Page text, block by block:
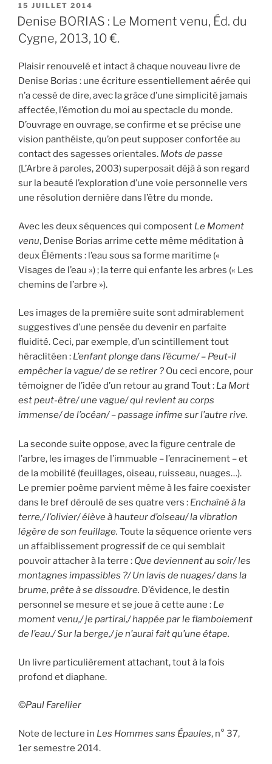
PUBLIÉ
LE
15 JUILLET 2014
Denise BORIAS : Le Moment venu, Éd. du
Cygne, 2013, 10 €.
Plaisir renouvelé et intact à chaque nouveau livre de
Denise Borias : une écriture essentiellement aérée qui
n’a cessé de dire, avec la grâce d’une simplicité jamais
affectée, l’émotion du moi au spectacle du monde.
D’ouvrage en ouvrage, se confirme et se précise une
vision panthéiste, qu’on peut supposer confortée au
contact des sagesses orientales. Mots de passe
(L’Arbre à paroles, 2003) superposait déjà à son regard
sur la beauté l’exploration d’une voie personnelle vers
une résolution dernière dans l’être du monde.
Avec les deux séquences qui composent Le Moment
venu, Denise Borias arrime cette même méditation à
deux Éléments : l’eau sous sa forme maritime («
Visages de l’eau ») ; la terre qui enfante les arbres (« Les
chemins de l’arbre »).
Les images de la première suite sont admirablement
suggestives d’une pensée du devenir en parfaite
fluidité. Ceci, par exemple, d’un scintillement tout
héraclitéen : L’enfant plonge dans l’écume/ – Peut-il
empêcher la vague/ de se retirer ? Ou ceci encore, pour
témoigner de l’idée d’un retour au grand Tout : La Mort
est peut-être/ une vague/ qui revient au corps
immense/ de l’océan/ – passage infime sur l’autre rive.
La seconde suite oppose, avec la figure centrale de
l’arbre, les images de l’immuable – l’enracinement – et
de la mobilité (feuillages, oiseau, ruisseau, nuages…).
Le premier poème parvient même à les faire coexister
dans le bref déroulé de ses quatre vers : Enchaîné à la
terre,/ l’olivier/ élève à hauteur d’oiseau/ la vibration
légère de son feuillage. Toute la séquence oriente vers
un affaiblissement progressif de ce qui semblait
pouvoir attacher à la terre : Que deviennent au soir/ les
montagnes impassibles ?/ Un lavis de nuages/ dans la
brume, prête à se dissoudre. D’évidence, le destin
personnel se mesure et se joue à cette aune : Le
moment venu,/ je partirai,/ happée par le flamboiement
de l’eau./ Sur la berge,/ je n’aurai fait qu’une étape.
Un livre particulièrement attachant, tout à la fois
profond et diaphane.
©Paul Farellier
Note de lecture in Les Hommes sans Épaules, n° 37,
1er semestre 2014.